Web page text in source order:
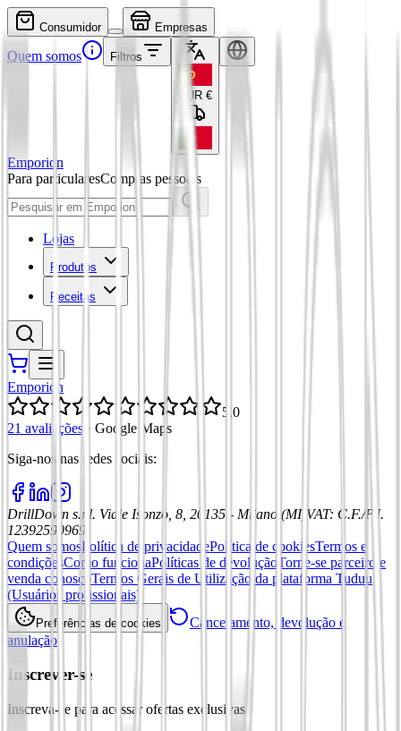
Consumidor Empresas
Quem somos Filtros
EUR €
Emporion
Para particularesCompras pessoais
Lojas
Produtos
Receitas
Emporion
5,0
21 avaliações · Google Maps
Siga-nos nas redes sociais:
DrillDown s.r.l. Viale Isonzo, 8, 20135 - Milano (MI) VAT: C.F./P.I.
12392590969
Quem somosPolítica de privacidadePolítica de cookiesTermos e
condiçõesComo funcionaPolíticas de devolução Torne-se parceiro e
venda conoscoTermos Gerais de Utilização da plataforma Tuduu
(Usuários profissionais)
Preferências de cookies
Cancelamento, devolução e
anulação
Inscrever-se
Inscreva-se para acessar ofertas exclusivas